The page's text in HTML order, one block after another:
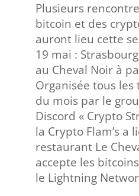
Plusieurs
bitcoin et des
auront lieu cette
19 mai :
au Cheval Noir à
Organisée tous
du mois par le
Discord « Crypto
la Crypto Flam’s a
restaurant Le
accepte les
le Lightning